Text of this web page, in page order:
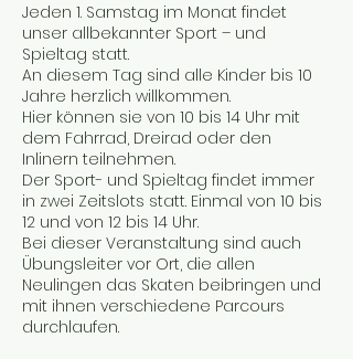
Jeden 1. Samstag im Monat findet
unser allbekannter Sport – und
Spieltag statt.
An diesem Tag sind alle Kinder bis 10
Jahre herzlich willkommen.
Hier können sie von 10 bis 14 Uhr mit
dem Fahrrad, Dreirad oder den
Inlinern teilnehmen.
Der Sport- und Spieltag findet immer
in zwei Zeitslots statt. Einmal von 10 bis
12 und von 12 bis 14 Uhr.
Bei dieser Veranstaltung sind auch
Übungsleiter vor Ort, die allen
Neulingen das Skaten beibringen und
mit ihnen verschiedene Parcours
durchlaufen.